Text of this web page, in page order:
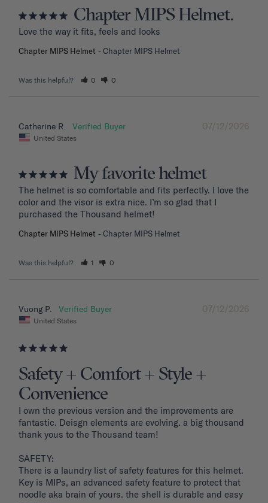
Chapter MIPS Helmet.
Love the way it fits, feels and looks
Chapter MIPS Helmet Chapter MIPS Helmet
Was this helpful? 0 0
07/12/2026
Catherine R.
United States
My favorite helmet
The helmet is so comfortable and fits perfectly. I love the
color and the visor is extra nice. I’m so glad that I
purchased the Thousand helmet!
Chapter MIPS Helmet Chapter MIPS Helmet
Was this helpful? 1 0
07/12/2026
Vuong P.
United States
Safety + Comfort + Style +
Convenience
I own the previous version and the improvements are
fantastic. Deisgn elements are evolving. a big thousand
thank yous to the Thousand team!
SAFETY:
There is a laundry list of safety features for this helmet.
Key is MIPs, an advanced safety feature to protect that
noodle aka brain of yours. the shell is durable and easy